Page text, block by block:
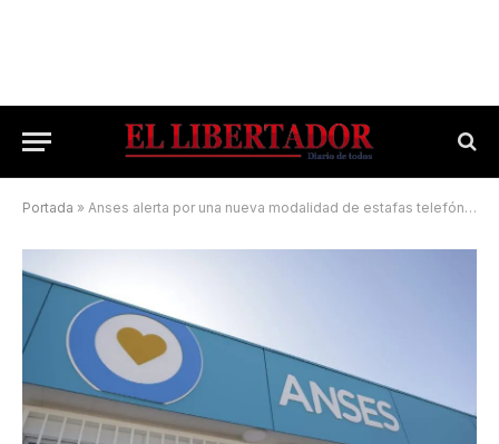
Portada » Anses alerta por una nueva modalidad de estafas telefónicas y virtuales